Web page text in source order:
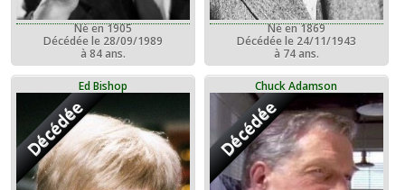
Né en 1905
Décédée le 28/09/1989
à 84 ans.
Né en 1869
Décédée le 24/11/1943
à 74 ans.
Ed Bishop
Décédée
Chuck Adamson
Décédée